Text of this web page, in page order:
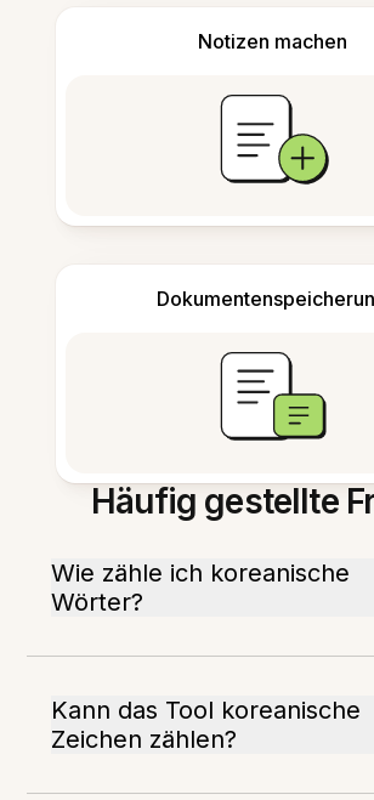
Notizen machen
Häufig gestellte
Wie zähle ich koreanische
Wörter?
Kann das Tool koreanische
Zeichen zählen?